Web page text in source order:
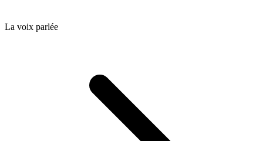
La voix parlée